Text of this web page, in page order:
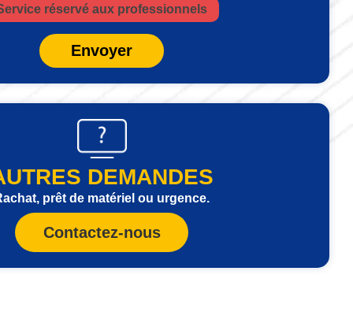
réservé aux professionnels
Envoyer
DEMANDES
prêt de matériel ou urgence.
Contactez-nous